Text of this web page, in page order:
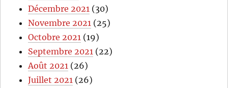
Décembre 2021 (30)
Novembre 2021 (25)
Octobre 2021 (19)
Septembre 2021 (22)
Août 2021 (26)
Juillet 2021 (26)